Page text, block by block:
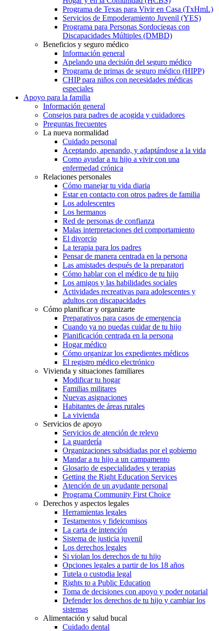
Programa de Texas para Vivir en Casa (TxHmL)
Servicios de Empoderamiento Juvenil (YES)
Programa para Personas Sordociegas con
Discapacidades Múltiples (DMBD)
Beneficios y seguro médico
Información general
Apelando una decisión del seguro médico
Programa de primas de seguro médico (HIPP)
CHIP para niños con necesidades médicas
especiales
Apoyo para la familia
Información general
Consejos para padres de acogida y cuidadores
Preguntas frecuentes
La nueva normalidad
Cuidado personal
Aceptando, apenando, y adaptándose a la vida
Como ayudar a tu hijo a vivir con una
enfermedad crónica
Relaciones personales
Cómo manejar tu vida diaria
Estar en contacto con otros padres de familia
Los adolescentes
Los hermanos
Red de personas de confianza
Malas interpretaciones del comportamiento
El divorcio
La terapia para los padres
Pensar de manera centrada en la persona
Las amistades después de la preparatori
Cómo hablar con el médico de tu hijo
Los amigos y las habilidades sociales
Actividades recreativas para adolescentes y
adultos con discapacidades
Cómo planificar y organizarte
Preparativos para casos de emergencia
Cuando ya no puedas cuidar de tu hijo
Planificación centrada en la persona
Hogar médico
Cómo organizar los expedientes médicos
El registro médico electrónico
Vivienda y situaciones familiares
Modificar tu hogar
Familias militares
Nuevas asignaciones
Habitantes de áreas rurales
La vivienda
Servicios de apoyo
Servicios de atención de relevo
La guardería
Organizaciones subsidiadas por el gobierno
Mandar a tu hijo a un campamento
Glosario de especialidades y terapias
Getting the Right Education Services
Atención de un ayudante personal
Programa Community First Choice
Derechos y aspectos legales
Herramientas legales
Testamentos y fideicomisos
La carta de intención
Sistema de justicia juvenil
Los derechos legales
Si violan los derechos de tu hijo
Opciones legales a partir de los 18 años
Tutela o custodia legal
Rights to a Public Education
Toma de decisiones con apoyo y poder notarial
Defender los derechos de tu hijo y cambiar los
sistemas
Alimentación y salud bucal
Cuidado dental